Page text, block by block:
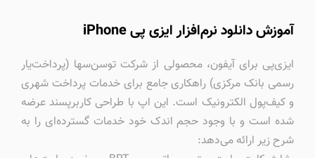
آموزش دانلود نرم‌افزار ایزی پی iPhone
ایزی‌پی برای آیفون، محصولی از شرکت توسن‌سها (پرداخت‌یار
رسمی بانک مرکزی) راهکاری جامع برای خدمات پرداخت شهری
و کیف‌پول الکترونیک است. این اپ با طراحی کاربرپسند عرضه
شده است و با وجود حجم اندک خود خدمات گسترده‌ای را به
شرح زیر ارائه می‌دهد: